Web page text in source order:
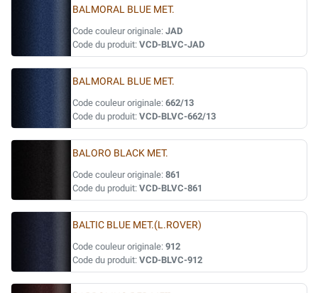
BALMORAL BLUE MET.
Code couleur originale: JAD
Code du produit: VCD-BLVC-JAD
BALMORAL BLUE MET.
Code couleur originale: 662/13
Code du produit: VCD-BLVC-662/13
BALORO BLACK MET.
Code couleur originale: 861
Code du produit: VCD-BLVC-861
BALTIC BLUE MET.(L.ROVER)
Code couleur originale: 912
Code du produit: VCD-BLVC-912